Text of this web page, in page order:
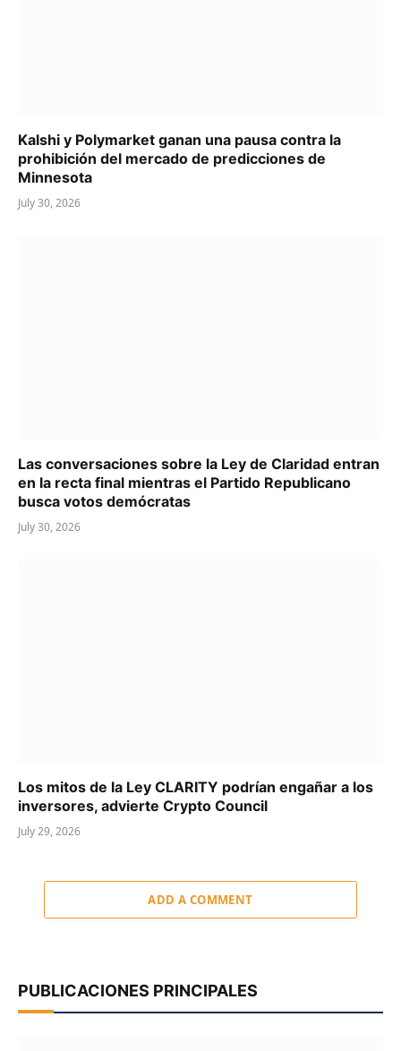
Kalshi y Polymarket ganan una pausa contra la
prohibición del mercado de predicciones de
Minnesota
July 30, 2026
Las conversaciones sobre la Ley de Claridad entran
en la recta final mientras el Partido Republicano
busca votos demócratas
July 30, 2026
Los mitos de la Ley CLARITY podrían engañar a los
inversores, advierte Crypto Council
July 29, 2026
ADD A COMMENT
PUBLICACIONES PRINCIPALES